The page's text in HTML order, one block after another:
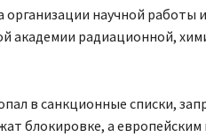
научной работы
академии радиационной,
в санкционные списки,
блокировке, а